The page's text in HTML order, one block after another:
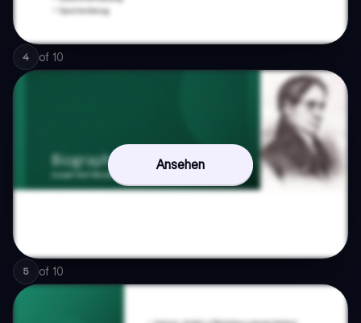
4 of 10
Ansehen
5 of 10